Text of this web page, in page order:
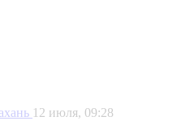
12 июля, 09:28